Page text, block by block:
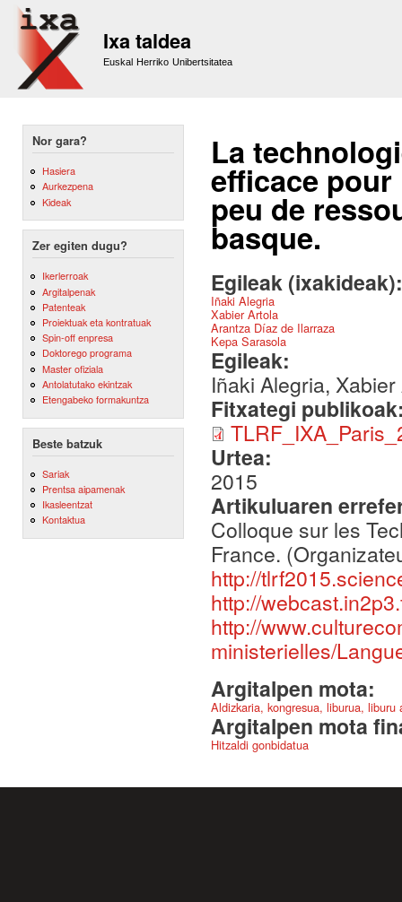
Ixa taldea
Euskal Herriko Unibertsitatea
Nor gara?
Hasiera
Aurkezpena
Kideak
Zer egiten dugu?
Ikerlerroak
Argitalpenak
Patenteak
Proiektuak eta kontratuak
Spin-off enpresa
Doktorego programa
Master ofiziala
Antolatutako ekintzak
Etengabeko formakuntza
Beste batzuk
Sariak
Prentsa aipamenak
Ikasleentzat
Kontaktua
La
efficace
peu de
basque.
Egileak
Iñaki Alegria
Xabier Artola
Arantza Díaz de Ilarraza
Kepa Sarasola
Egileak:
Iñaki Alegria,
Fitxategi
Urtea:
2015
Artikuluaren
Colloque sur les
France.
http://
http://
http://
ministerielles/
Argitalpen mota:
Aldizkaria, kongresua, liburua,
Argitalpen mota
Hitzaldi gonbidatua